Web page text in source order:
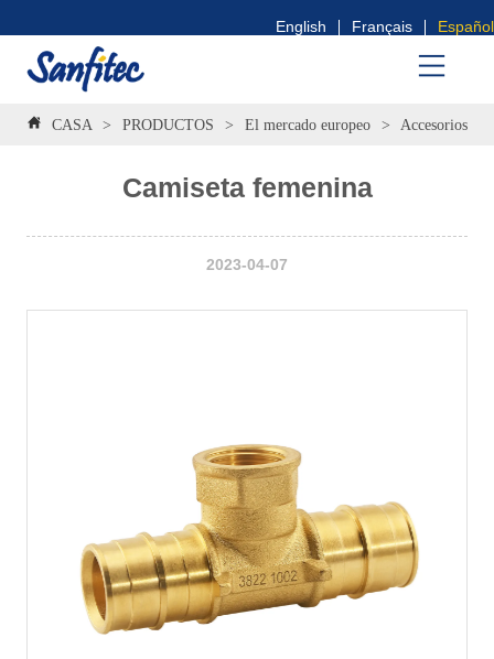
English Français Español
CASA > PRODUCTOS > El mercado europeo > Accesorios
Camiseta femenina
2023-04-07